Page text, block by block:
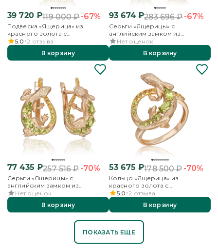
39 720₽119 000₽-67%
Подвеска «Ящерица» из
красного золота с
хризолитами и цитринами
5.0 2 отзыва
В корзину
93 674₽283 696₽-67%
Серьги «Ящерицы» с
английским замком из
красного золота с
хризолитами и цитринами
Нет оценок
В корзину
77 435 ₽257 516₽-70%
Серьги «Ящерицы» с
английским замком из
красного золота с
хризолитами и цитринами
Нет оценок
В корзину
53 675 ₽178 500₽-70%
Кольцо «Ящерица» из
красного золота с
хризолитами и цитринами
5.0 2 отзыва
В корзину
ПОКАЗАТЬ ЕЩЕ